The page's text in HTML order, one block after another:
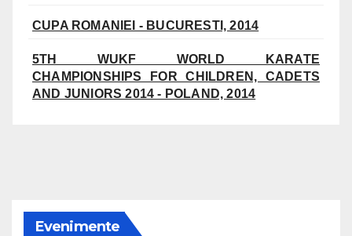
CUPA ROMANIEI - BUCURESTI, 2014
5TH WUKF WORLD KARATE
CHAMPIONSHIPS FOR CHILDREN, CADETS
AND JUNIORS 2014 - POLAND, 2014
Evenimente